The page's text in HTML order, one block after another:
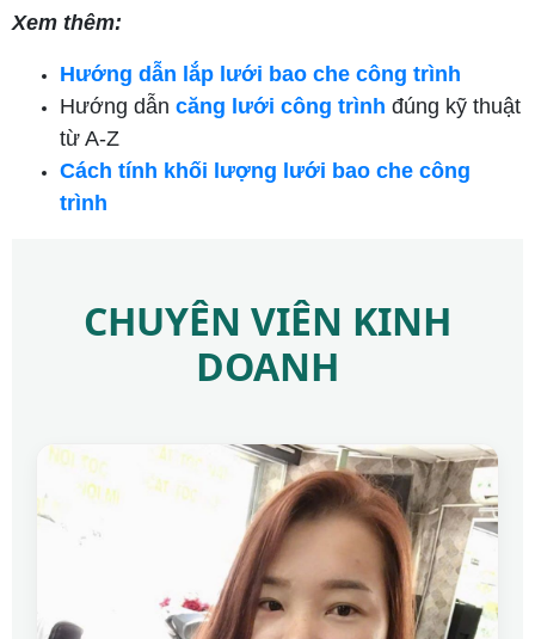
Xem thêm:
Hướng dẫn lắp lưới bao che công trình
Hướng dẫn căng lưới công trình đúng kỹ thuật
từ A-Z
Cách tính khối lượng lưới bao che công
trình
CHUYÊN VIÊN KINH
DOANH